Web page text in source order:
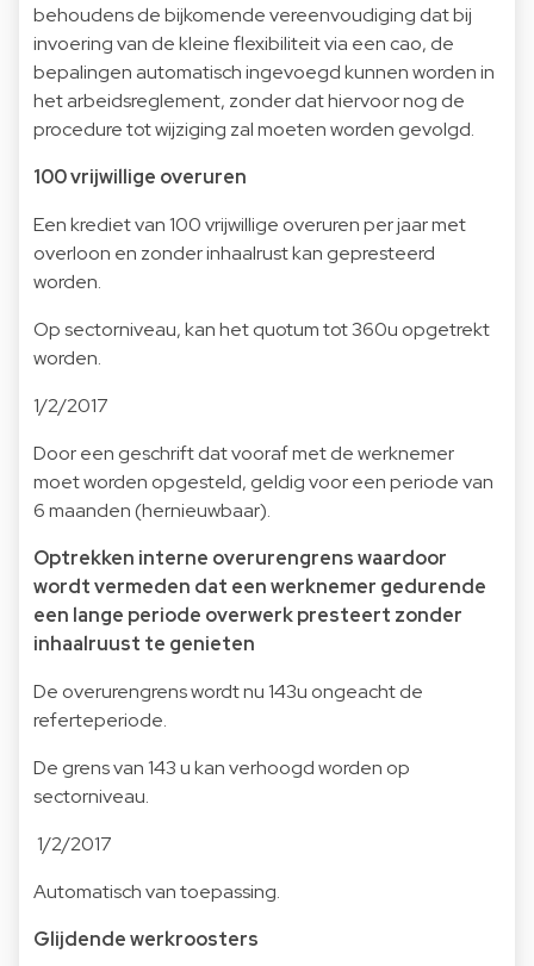
behoudens de bijkomende vereenvoudiging dat bij
invoering van de kleine flexibiliteit via een cao, de
bepalingen automatisch ingevoegd kunnen worden in
het arbeidsreglement, zonder dat hiervoor nog de
procedure tot wijziging zal moeten worden gevolgd.
100 vrijwillige overuren
Een krediet van 100 vrijwillige overuren per jaar met
overloon en zonder inhaalrust kan gepresteerd
worden.
Op sectorniveau, kan het quotum tot 360u opgetrekt
worden.
1/2/2017
Door een geschrift dat vooraf met de werknemer
moet worden opgesteld, geldig voor een periode van
6 maanden (hernieuwbaar).
Optrekken interne overurengrens waardoor
wordt vermeden dat een werknemer gedurende
een lange periode overwerk presteert zonder
inhaalruust te genieten
De overurengrens wordt nu 143u ongeacht de
referteperiode.
De grens van 143 u kan verhoogd worden op
sectorniveau.
1/2/2017
Automatisch van toepassing.
Glijdende werkroosters